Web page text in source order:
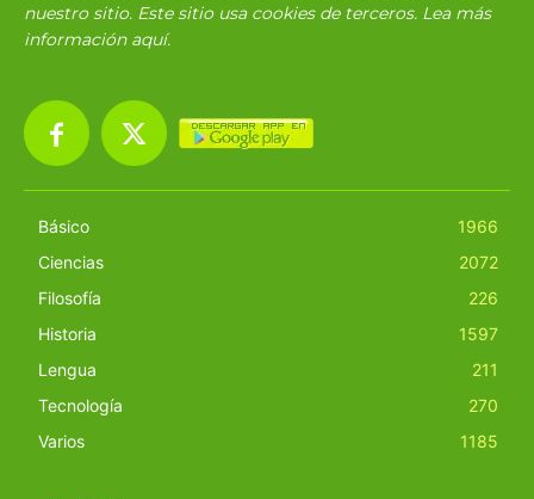
nuestro sitio. Este sitio usa cookies de terceros. Lea más
información aquí.
Básico
1966
Ciencias
2072
Filosofía
226
Historia
1597
Lengua
211
Tecnología
270
Varios
1185